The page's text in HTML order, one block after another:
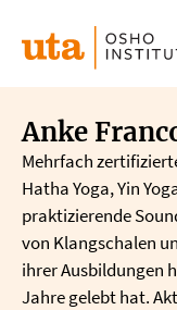
zum
Inhalt
Anke
Mehrfach
Hatha Yoga, Yin
praktizierende
von Klangschalen
ihrer Ausbildungen
Jahre gelebt hat.